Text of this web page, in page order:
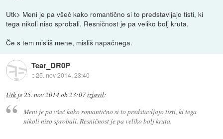
Utk> Meni je pa všeč kako romantično si to predstavljajo tisti, ki
tega nikoli niso sprobali. Resničnost je pa veliko bolj kruta.
Če s tem misliš mene, misliš napačnega.
Tear_DR0P
::25. nov 2014, 23:40
Utk je25. nov 2014 ob 23:07izjavil:
Meni je pa všeč kako romantično si to predstavljajo tisti, ki tega
nikoli niso sprobali. Resničnost je pa veliko bolj kruta.